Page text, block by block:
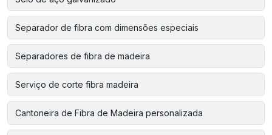
Separador de fibra com dimensões especiais
Separadores de fibra de madeira
Serviço de corte fibra madeira
Cantoneira de Fibra de Madeira personalizada